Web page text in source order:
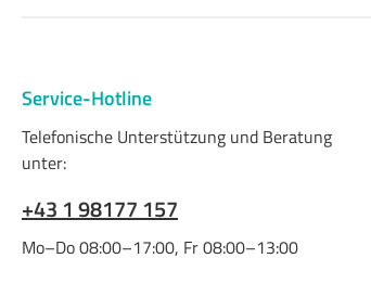
Service-Hotline
Telefonische Unterstützung und Beratung
unter:
+43 1 98177 157
Mo–Do 08:00–17:00, Fr 08:00–13:00